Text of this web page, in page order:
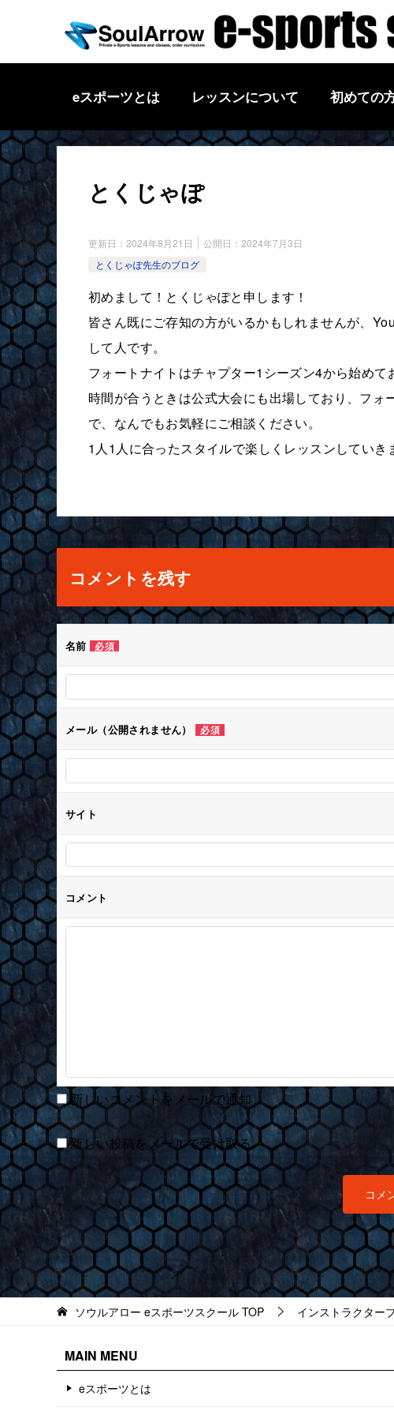
eスポーツとは レッスンについて 初めての
とくじゃぽ
更新日： 2024年8月21日 公開日： 2024年7月3日
とくじゃぽ先生のブログ
初めまして！とくじゃぽと申します！
皆さん既にご存知の方がいるかもしれませんが、
して人です。
フォートナイトはチャプター1シーズン4から始めて
時間が合うときは公式大会にも出場しており、フ
で、なんでもお気軽にご相談ください。
1人1人に合ったスタイルで楽しくレッスンしていき
コメントを残す
名前 必須
メール（公開されません） 必須
サイト
コメント
新しいコメントをメールで通知
新しい投稿をメールで受け取る
ソウルアロー eスポーツスクール TOP インストラクター
MAIN MENU
eスポーツとは